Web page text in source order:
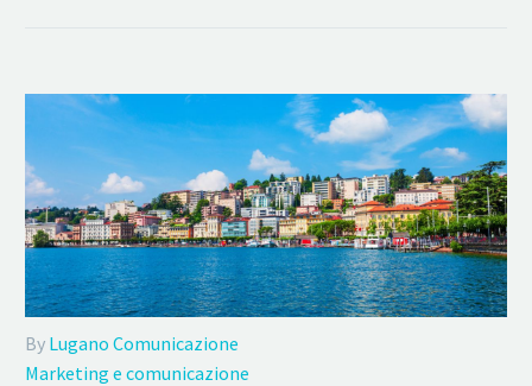
By Lugano Comunicazione
Marketing e comunicazione